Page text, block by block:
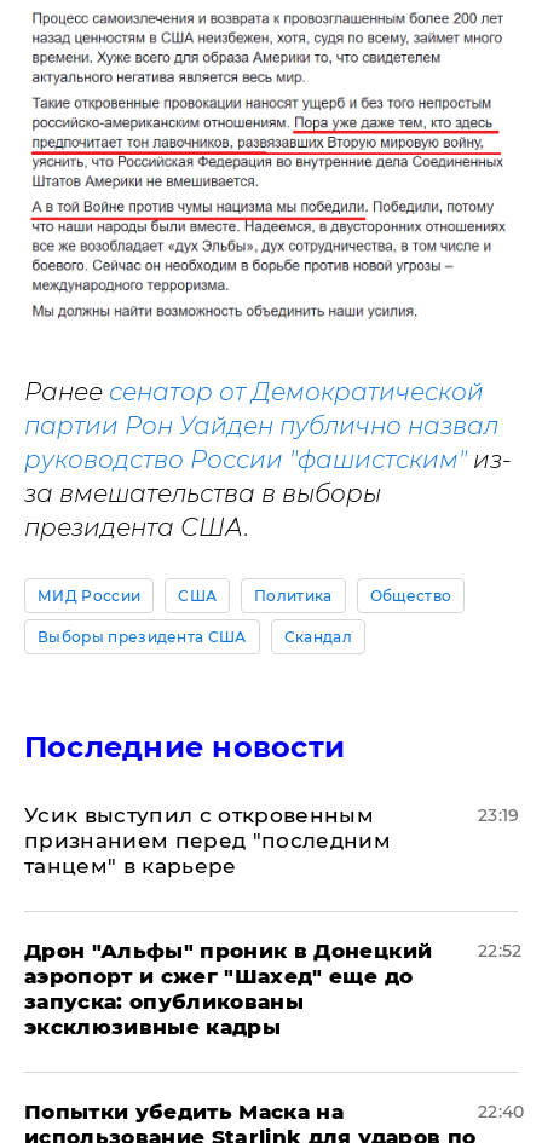
Ранее сенатор от Демократической
партии Рон Уайден публично назвал
руководство России "фашистским"из-
за вмешательства в выборы
президента США.
МИД России США Политика Общество
Выборы президента США Скандал
Последние новости
Усик выступил с откровенным
признанием перед "последним
танцем" в карьере
23:19
Дрон "Альфы" проник в Донецкий
аэропорт и сжег "Шахед" еще до
запуска: опубликованы
эксклюзивные кадры
22:52
Попытки убедить Маска на
использование Starlink для ударов по
22:40